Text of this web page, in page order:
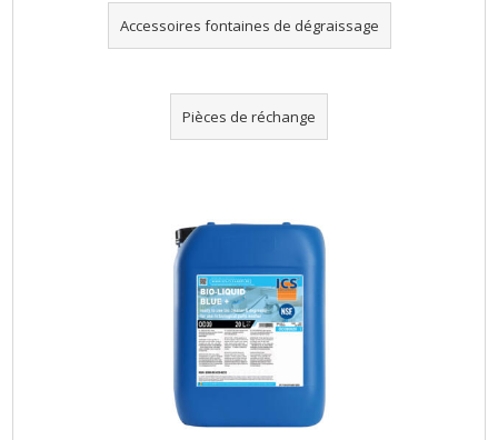
Accessoires fontaines de dégraissage
Pièces de réchange